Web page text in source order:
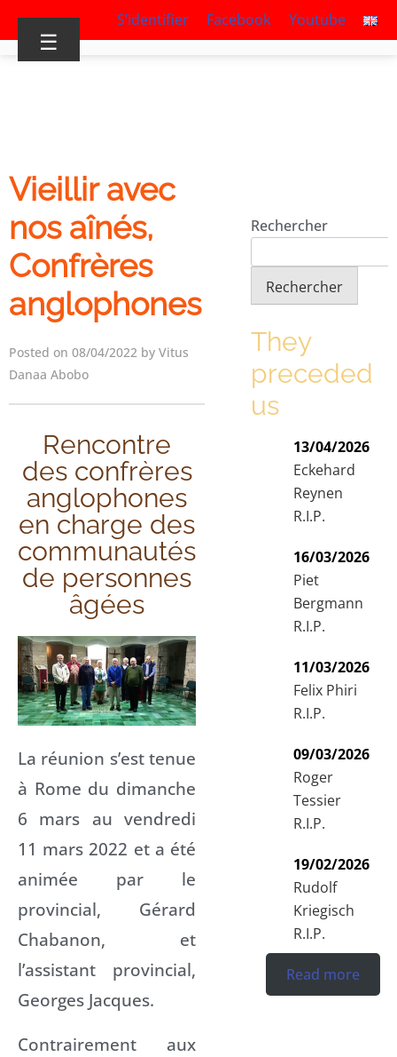
S’identifier Facebook Youtube
☰
Vieillir avec
nos aînés,
Confrères
anglophones
Posted on 08/04/2022 by Vitus
Danaa Abobo
Rencontre
des confrères
anglophones
en charge des
communautés
de personnes
âgées
La réunion s’est tenue
à Rome du dimanche
6 mars au vendredi
11 mars 2022 et a été
animée par le
provincial, Gérard
Chabanon, et
l’assistant provincial,
Georges Jacques.
Contrairement aux
Rechercher
Rechercher
They
preceded
us
13/04/2026
Eckehard
Reynen
R.I.P.
16/03/2026
Piet
Bergmann
R.I.P.
11/03/2026
Felix Phiri
R.I.P.
09/03/2026
Roger
Tessier
R.I.P.
19/02/2026
Rudolf
Kriegisch
R.I.P.
Read more